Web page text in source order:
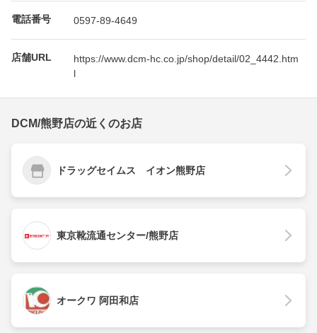
電話番号 0597-89-4649
店舗URL
https://www.dcm-hc.co.jp/shop/detail/02_4442.htm
l
DCM/熊野店の近くのお店
ドラッグセイムス イオン熊野店
東京靴流通センター/熊野店
オークワ 阿田和店